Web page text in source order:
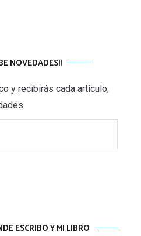
NOVEDADES!!
y recibirás cada artículo,
ESCRIBO Y MI LIBRO